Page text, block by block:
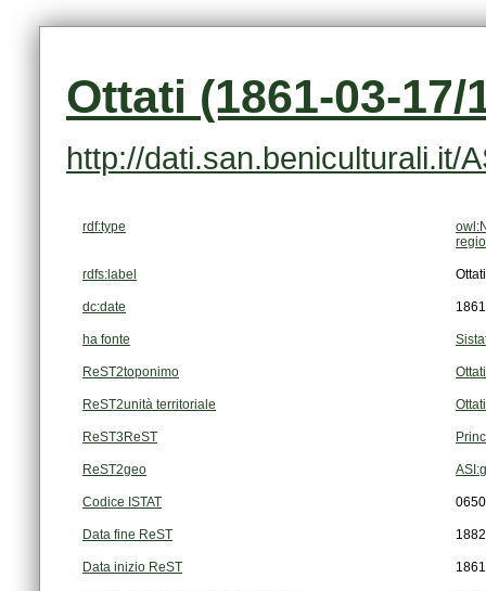
Ottati (1861-03-17/
http://dati.san.beniculturali.it/
rdf:type
rdfs:label
dc:date
ha fonte
ReST2toponimo Ottati
ReST2unità territoriale Ottati
ReST3ReST
ReST2geo
Codice ISTAT
Data fine ReST
Data inizio ReST